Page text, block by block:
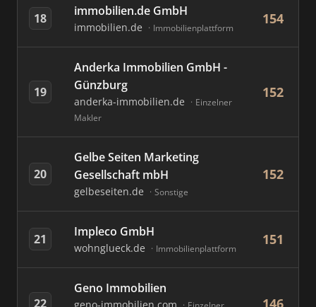
18 immobilien.de GmbH
immobilien.de Immobilienplattform
154
19
Anderka Immobilien GmbH -
Günzburg
anderka-immobilien.de
Einzelner
Makler
152
20
Gelbe Seiten Marketing
Gesellschaft mbH
gelbeseiten.de Sonstige
152
21 Impleco GmbH
wohnglueck.de Immobilienplattform
151
22
Geno Immobilien
146